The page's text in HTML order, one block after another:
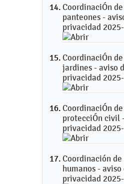
CoordinaciÓn de
panteones -
privacidad
CoordinaciÓn
jardines - aviso
privacidad
CoordinaciÓn de
protecciÓn civil
privacidad
Coordinación de
humanos - aviso
privacidad